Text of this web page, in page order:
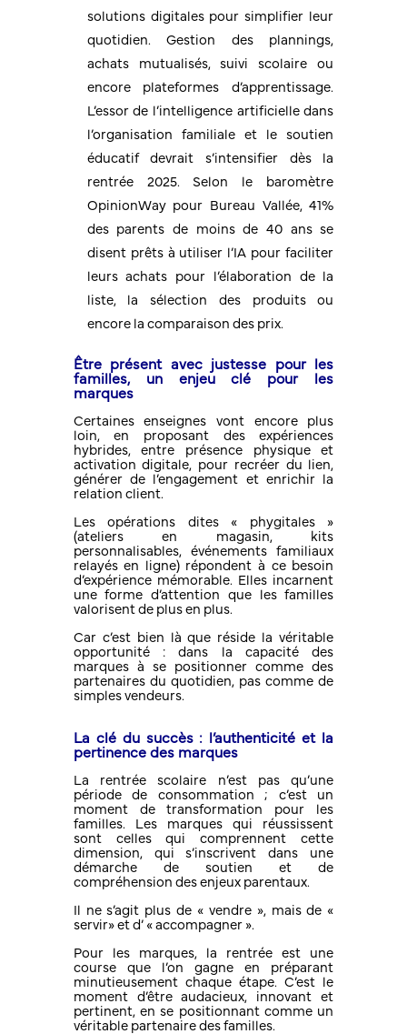
solutions digitales pour simplifier leur
quotidien. Gestion des plannings,
achats mutualisés, suivi scolaire ou
encore plateformes d’apprentissage.
L’essor de l’intelligence artificielle dans
l’organisation familiale et le soutien
éducatif devrait s’intensifier dès la
rentrée 2025. Selon le baromètre
OpinionWay pour Bureau Vallée, 41%
des parents de moins de 40 ans se
disent prêts à utiliser l’IA pour faciliter
leurs achats pour l’élaboration de la
liste, la sélection des produits ou
encore la comparaison des prix.
Être présent avec justesse pour les
familles, un enjeu clé pour les
marques
Certaines enseignes vont encore plus
loin, en proposant des expériences
hybrides, entre présence physique et
activation digitale, pour recréer du lien,
générer de l’engagement et enrichir la
relation client.
Les opérations dites « phygitales »
(ateliers en magasin, kits
personnalisables, événements familiaux
relayés en ligne) répondent à ce besoin
d’expérience mémorable. Elles incarnent
une forme d’attention que les familles
valorisent de plus en plus.
Car c’est bien là que réside la véritable
opportunité : dans la capacité des
marques à se positionner comme des
partenaires du quotidien, pas comme de
simples vendeurs.
La clé du succès : l’authenticité et la
pertinence des marques
La rentrée scolaire n’est pas qu’une
période de consommation ; c’est un
moment de transformation pour les
familles. Les marques qui réussissent
sont celles qui comprennent cette
dimension, qui s’inscrivent dans une
démarche de soutien et de
compréhension des enjeux parentaux.
Il ne s’agit plus de « vendre », mais de «
servir» et d’ « accompagner ».
Pour les marques, la rentrée est une
course que l’on gagne en préparant
minutieusement chaque étape. C’est le
moment d’être audacieux, innovant et
pertinent, en se positionnant comme un
véritable partenaire des familles.